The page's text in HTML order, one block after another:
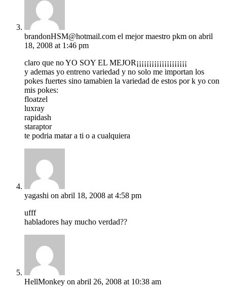
brandonHSM@hotmail.com el mejor maestro pkm on abril
18, 2008 at 1:46 pm
claro que no YO SOY EL MEJOR¡¡¡¡¡¡¡¡¡¡¡¡¡¡¡¡¡¡¡¡
y ademas yo entreno variedad y no solo me importan los
pokes fuertes sino tamabien la variedad de estos por k yo con
mis pokes:
floatzel
luxray
rapidash
staraptor
te podria matar a ti o a cualquiera
yagashi on abril 18, 2008 at 4:58 pm
ufff
habladores hay mucho verdad??
HellMonkey on abril 26, 2008 at 10:38 am